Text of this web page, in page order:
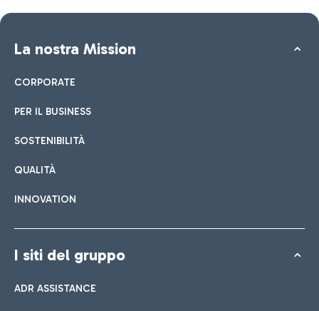
La nostra Mission
CORPORATE
PER IL BUSINESS
SOSTENIBILITÀ
QUALITÀ
INNOVATION
I siti del gruppo
ADR ASSISTANCE